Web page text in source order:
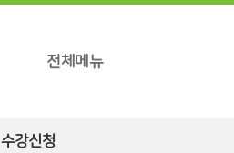
전체메뉴
수강신청